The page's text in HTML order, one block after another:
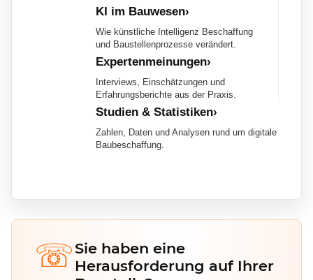
KI im Bauwesen›
Wie künstliche Intelligenz Beschaffung
und Baustellenprozesse verändert.
Expertenmeinungen›
Interviews, Einschätzungen und
Erfahrungsberichte aus der Praxis.
Studien & Statistiken›
Zahlen, Daten und Analysen rund um digitale
Baubeschaffung.
☏Sie haben eine
Herausforderung auf Ihrer